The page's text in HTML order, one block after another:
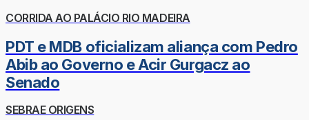
CORRIDA AO PALÁCIO RIO MADEIRA
PDT e MDB oficializam aliança com Pedro
Abib ao Governo e Acir Gurgacz ao
Senado
SEBRAE ORIGENS